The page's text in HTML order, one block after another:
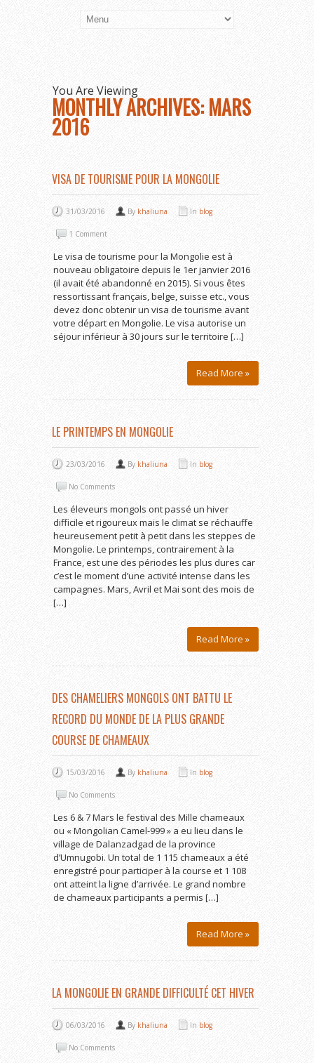
You Are Viewing
MONTHLY ARCHIVES: MARS
2016
VISA DE TOURISME POUR LA MONGOLIE
31/03/2016 By khaliuna In blog
1 Comment
Le visa de tourisme pour la Mongolie est à
nouveau obligatoire depuis le 1er janvier 2016
(il avait été abandonné en 2015). Si vous êtes
ressortissant français, belge, suisse etc., vous
devez donc obtenir un visa de tourisme avant
votre départ en Mongolie. Le visa autorise un
séjour inférieur à 30 jours sur le territoire […]
Read More »
LE PRINTEMPS EN MONGOLIE
23/03/2016 By khaliuna In blog
No Comments
Les éleveurs mongols ont passé un hiver
difficile et rigoureux mais le climat se réchauffe
heureusement petit à petit dans les steppes de
Mongolie. Le printemps, contrairement à la
France, est une des périodes les plus dures car
c’est le moment d’une activité intense dans les
campagnes. Mars, Avril et Mai sont des mois de
[…]
Read More »
DES CHAMELIERS MONGOLS ONT BATTU LE
RECORD DU MONDE DE LA PLUS GRANDE
COURSE DE CHAMEAUX
15/03/2016 By khaliuna In blog
No Comments
Les 6 & 7 Mars le festival des Mille chameaux
ou « Mongolian Camel-999 » a eu lieu dans le
village de Dalanzadgad de la province
d’Umnugobi. Un total de 1 115 chameaux a été
enregistré pour participer à la course et 1 108
ont atteint la ligne d’arrivée. Le grand nombre
de chameaux participants a permis […]
Read More »
LA MONGOLIE EN GRANDE DIFFICULTÉ CET HIVER
06/03/2016 By khaliuna In blog
No Comments